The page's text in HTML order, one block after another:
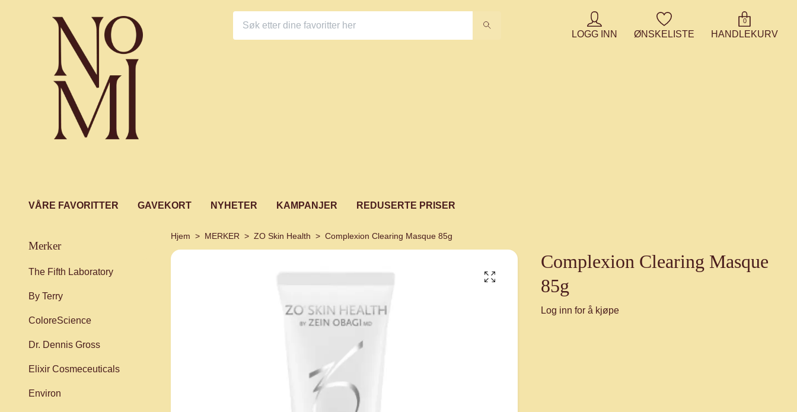
LOGG INN ØNSKELISTE
0
HANDLEKURV
VÅRE FAVORITTER GAVEKORT NYHETER KAMPANJER REDUSERTE PRISER
merker
The Fifth Laboratory
By Terry
ColoreScience
Dr. Dennis Gross
Elixir Cosmeceuticals
Environ
Hjem MERKER ZO Skin Health Complexion Clearing Masque 85g
Complexion Clearing Masque
85g
Log inn for å kjøpe